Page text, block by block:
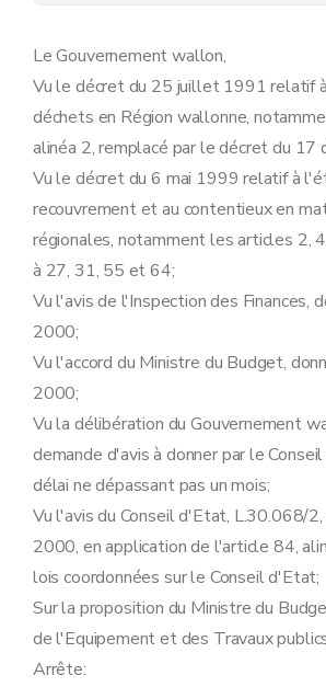
Art. 8
Voies de recours
Art. 9
Chapitre IV Voies de recours
Chapitre V Intérêts
Art. 10
Paiements et
Art. 11
Art. 12
Art. 13
Art. 14
Art. 16
Art. 17
Art. 19
Chapitre VII Recouvrement
Section première
Frais de
Art. 20
Art. 21
Section 2 Effet du recours sur le
Art. 22
Chapitre VIII Sanctions
Art.22bis
Art.22bis
Art.22bis
Art. 23
Chapitre IX
Dispositions modificatives
Art. 24
Le Gouvernement wallon,
Vu le décret du 25 juillet 1991 relatif
déchets en Région wallonne,
alinéa 2, remplacé par le décret du 17
Vu le décret du 6 mai 1999 relatif à
recouvrement et au contentieux en
régionales, notamment les articles 2,
à 27, 31, 55 et 64;
Vu l'avis de l'Inspection des Finances,
2000;
Vu l'accord du Ministre du Budget,
2000;
Vu la délibération du Gouvernement
demande d'avis à donner par le
délai ne dépassant pas un mois;
Vu l'avis du Conseil d'Etat, L.30.068/
2000, en application de l'article 84,
lois coordonnées sur le Conseil d'Etat;
Sur la proposition du Ministre du
de l'Equipement et des Travaux
Arrête: